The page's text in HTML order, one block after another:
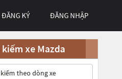
ĐĂNG KÝ ĐĂNG NHẬP
xe Mazda